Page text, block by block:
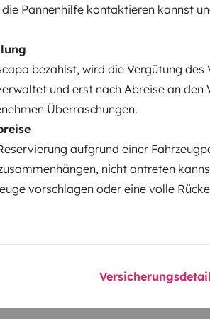
Pannenhilfe kontaktieren kannst
bezahlst, wird die Vergütung des
und erst nach Abreise an den
Überraschungen.
aufgrund einer
nicht antreten
vorschlagen oder eine volle
2026
Höhe
2,62 m